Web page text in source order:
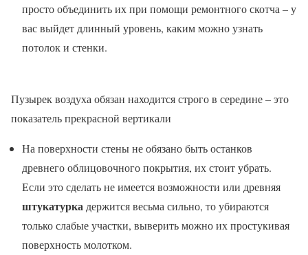
просто объединить их при помощи ремонтного скотча – у
вас выйдет длинный уровень, каким можно узнать
потолок и стенки.
Пузырек воздуха обязан находится строго в середине – это
показатель прекрасной вертикали
На поверхности стены не обязано быть останков
древнего облицовочного покрытия, их стоит убрать.
Если это сделать не имеется возможности или древняя
штукатурка держится весьма сильно, то убираются
только слабые участки, выверить можно их простукивая
поверхность молотком.